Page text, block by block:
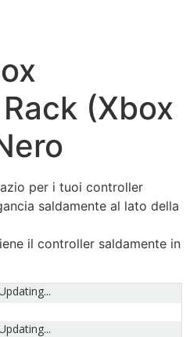
(Xbox
per i tuoi controller
saldamente al lato della
il controller saldamente in